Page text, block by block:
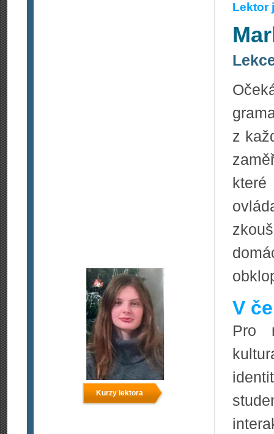
Kurzy lektora
Lektor
z
V
Pro